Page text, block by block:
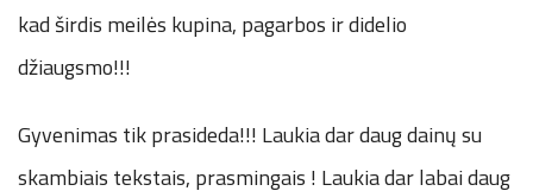
kad širdis meilės kupina, pagarbos ir didelio
džiaugsmo!!!
Gyvenimas tik prasideda!!! Laukia dar daug dainų su
skambiais tekstais, prasmingais ! Laukia dar labai daug